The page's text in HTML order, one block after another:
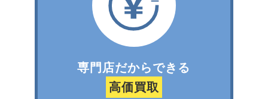
専門店だからできる
高価買取